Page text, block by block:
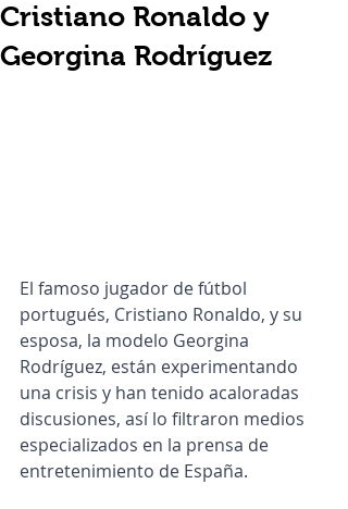
Cristiano Ronaldo y
Georgina Rodríguez
El famoso jugador de fútbol
portugués, Cristiano Ronaldo, y su
esposa, la modelo Georgina
Rodríguez, están experimentando
una crisis y han tenido acaloradas
discusiones, así lo filtraron medios
especializados en la prensa de
entretenimiento de España.